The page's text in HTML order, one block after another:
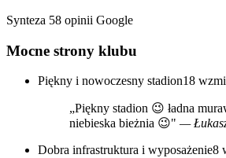
Synteza 58 opinii Google
Mocne strony klubu
Piękny i nowoczesny stadion18
„Piękny stadion 😉 ładna
niebieska bieżnia 😉" —
Dobra infrastruktura i wyposażenie8